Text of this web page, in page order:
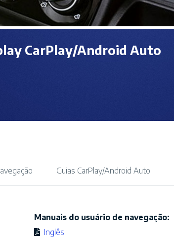
CarPlay/Android Auto
Guias CarPlay/Android Auto
Manuais do usuário de navegação:
Inglês